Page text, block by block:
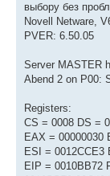
выбору без
Novell Netware,
PVER: 6.50.05
Server MASTER
Abend 2 on P00:
Registers:
CS = 0008 DS =
EAX = 00000030
ESI = 0012CCE3
EIP = 0010BB72